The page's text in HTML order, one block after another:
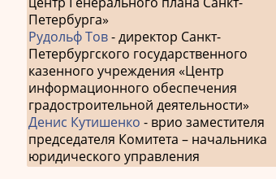
Петербурга»
Рудольф Тов- директор Санкт-
Петербургского государственного
казенного учреждения «Центр
информационного обеспечения
градостроительной деятельности»
Денис Кутишенко - врио заместителя
председателя Комитета – начальника
юридического управления